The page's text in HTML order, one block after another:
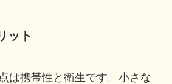
ット
は携帯性と衛生です。小さな